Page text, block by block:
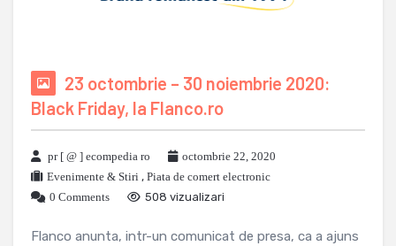
23 octombrie – 30 noiembrie 2020:
Black Friday, la Flanco.ro
pr [ @ ] ecompedia ro
octombrie 22, 2020
Evenimente & Stiri , Piata de comert electronic
0 Comments
508 vizualizari
Flanco anunta, intr-un comunicat de presa, ca a ajuns